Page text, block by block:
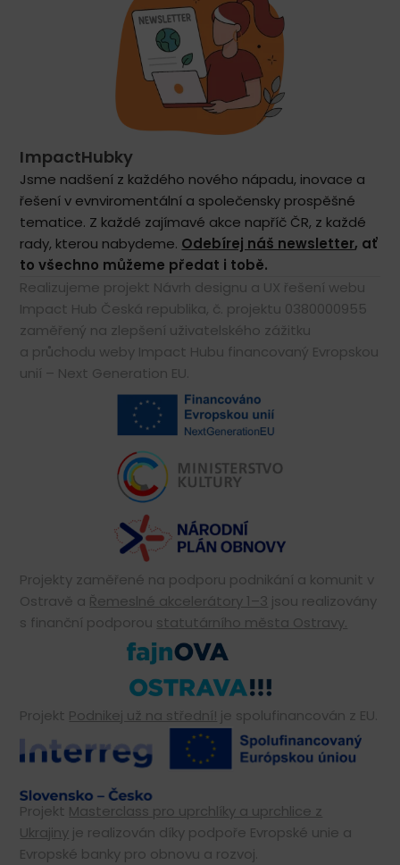
ImpactHubky
Jsme nadšení z každého nového nápadu, inovace a
řešení v evnviromentální a společensky prospěšné
tematice. Z každé zajímavé akce napříč ČR, z každé
rady, kterou nabydeme. Odebírej náš newsletter, ať
to všechno můžeme předat i tobě.
Realizujeme projekt Návrh designu a UX řešení webu
Impact Hub Česká republika, č. projektu 0380000955
zaměřený na zlepšení uživatelského zážitku
a průchodu weby Impact Hubu financovaný Evropskou
unií – Next Generation EU.
Projekty zaměřené na podporu podnikání a komunit v
Ostravě a Řemeslné akcelerátory 1–3 jsou realizovány
s finanční podporou statutárního města Ostravy.
Projekt Podnikej už na střední! je spolufinancován z EU.
Projekt Masterclass pro uprchlíky a uprchlice z
Ukrajiny je realizován díky podpoře Evropské unie a
Evropské banky pro obnovu a rozvoj.